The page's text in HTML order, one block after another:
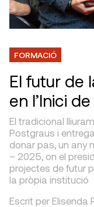
FORMACIÓ
El futur de
en l’Inici
El tradicional
Postgraus i
donar pas, un any
– 2025, on el
projectes de futur
la pròpia institució
Escrit per Elisenda